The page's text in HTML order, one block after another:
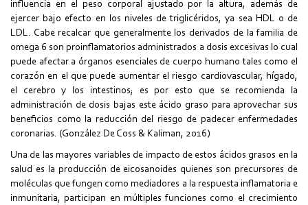
influencia en el peso corporal ajustado por la altura, además de
ejercer bajo efecto en los niveles de triglicéridos, ya sea HDL o de
LDL. Cabe recalcar que generalmente los derivados de la familia de
omega 6 son proinflamatorios administrados a dosis excesivas lo cual
puede afectar a órganos esenciales de cuerpo humano tales como el
corazón en el que puede aumentar el riesgo cardiovascular, hígado,
el cerebro y los intestinos; es por esto que se recomienda la
administración de dosis bajas este ácido graso para aprovechar sus
beneficios como la reducción del riesgo de padecer enfermedades
coronarias. (González De Coss & Kaliman, 2016)
Una de las mayores variables de impacto de estos ácidos grasos en la
salud es la producción de eicosanoides quienes son precursores de
moléculas que fungen como mediadores a la respuesta inflamatoria e
inmunitaria, participan en múltiples funciones como el crecimiento